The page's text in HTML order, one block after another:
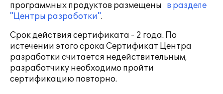
программных продуктов размещены в разделе
"Центры разработки".
Срок действия сертификата - 2 года. По
истечении этого срока Сертификат Центра
разработки считается недействительным,
разработчику необходимо пройти
сертификацию повторно.